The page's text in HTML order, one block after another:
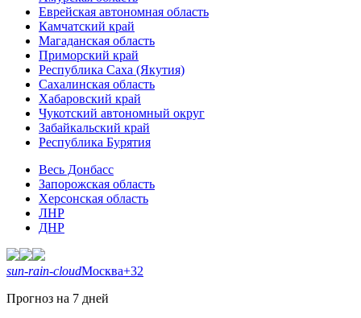
Еврейская автономная область
Камчатский край
Магаданская область
Приморский край
Республика Саха (Якутия)
Сахалинская область
Хабаровский край
Чукотский автономный округ
Забайкальский край
Республика Бурятия
Весь Донбасс
Запорожская область
Херсонская область
ЛНР
ДНР
sun-rain-cloudМосква+32
Прогноз на 7 дней